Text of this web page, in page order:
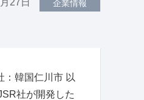
27日 企業情報
韓国仁川市 以
社が開発した